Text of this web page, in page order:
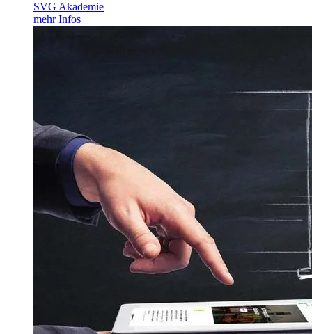
SVG Akademie
mehr Infos